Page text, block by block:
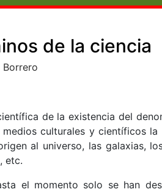
de la ciencia
de la existencia del
medios culturales y científicos
al universo, las galaxias,
etc.
el momento solo se han